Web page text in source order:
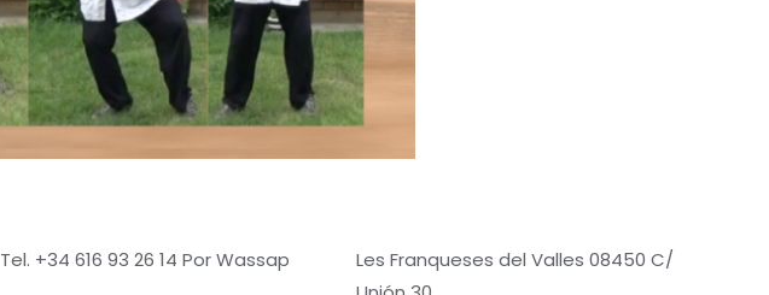
Tel. +34 616 93 26 14 Por Wassap
Les Franqueses del Valles 08450 C/